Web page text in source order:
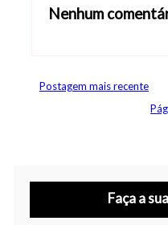
Nenhum
Postagem mais recente
Faça a